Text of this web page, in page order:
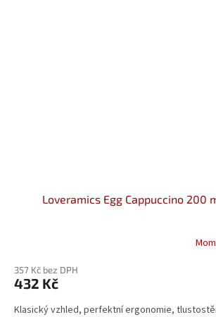
Loveramics Egg Cappuccino 200
357 Kč bez DPH
432 Kč
Klasický vzhled, perfektní ergonomie,